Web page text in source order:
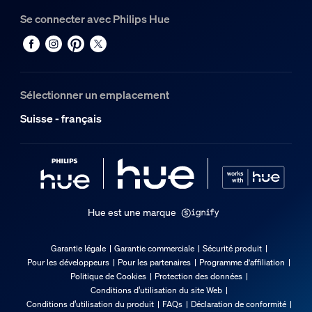
Environnement
Température de fonctionnement
-20 °C à 45 °C
Options/accessoires inclus
Gradable avec l'application et la télécommande Hue
Comment savoir si je peux utiliser un
Quelle est la portée d'une
Se connecter avec Philips Hue
Sélectionner un emplacement
Suisse - français
Hue est une marque
Garantie légale Garantie commerciale
Sécurité produit
Pour les développeurs
Pour les partenaires
Programme d'affiliation
Politique de Cookies
Protection des données
Conditions d’utilisation du site Web
Conditions d’utilisation du produit
FAQs Déclaration de conformité